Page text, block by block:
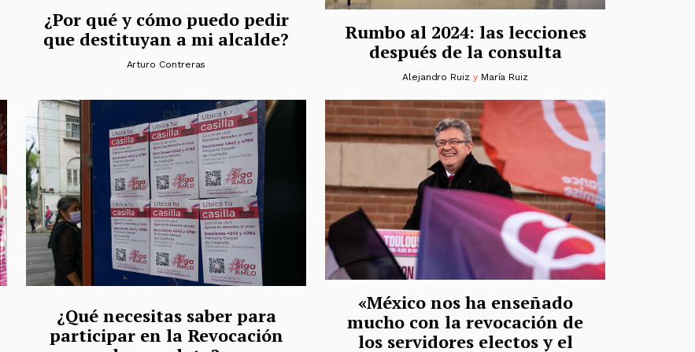
¿Por qué y cómo puedo pedir
que destituyan a mi alcalde?
Arturo Contreras
Rumbo al 2024: las lecciones
después de la consulta
Alejandro Ruiz y María Ruiz
¿Qué necesitas saber para
participar en la Revocación
«México nos ha enseñado
mucho con la revocación de
los servidores electos y el